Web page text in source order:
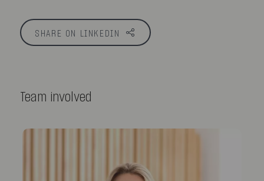
SHARE ON LINKEDIN
Team involved